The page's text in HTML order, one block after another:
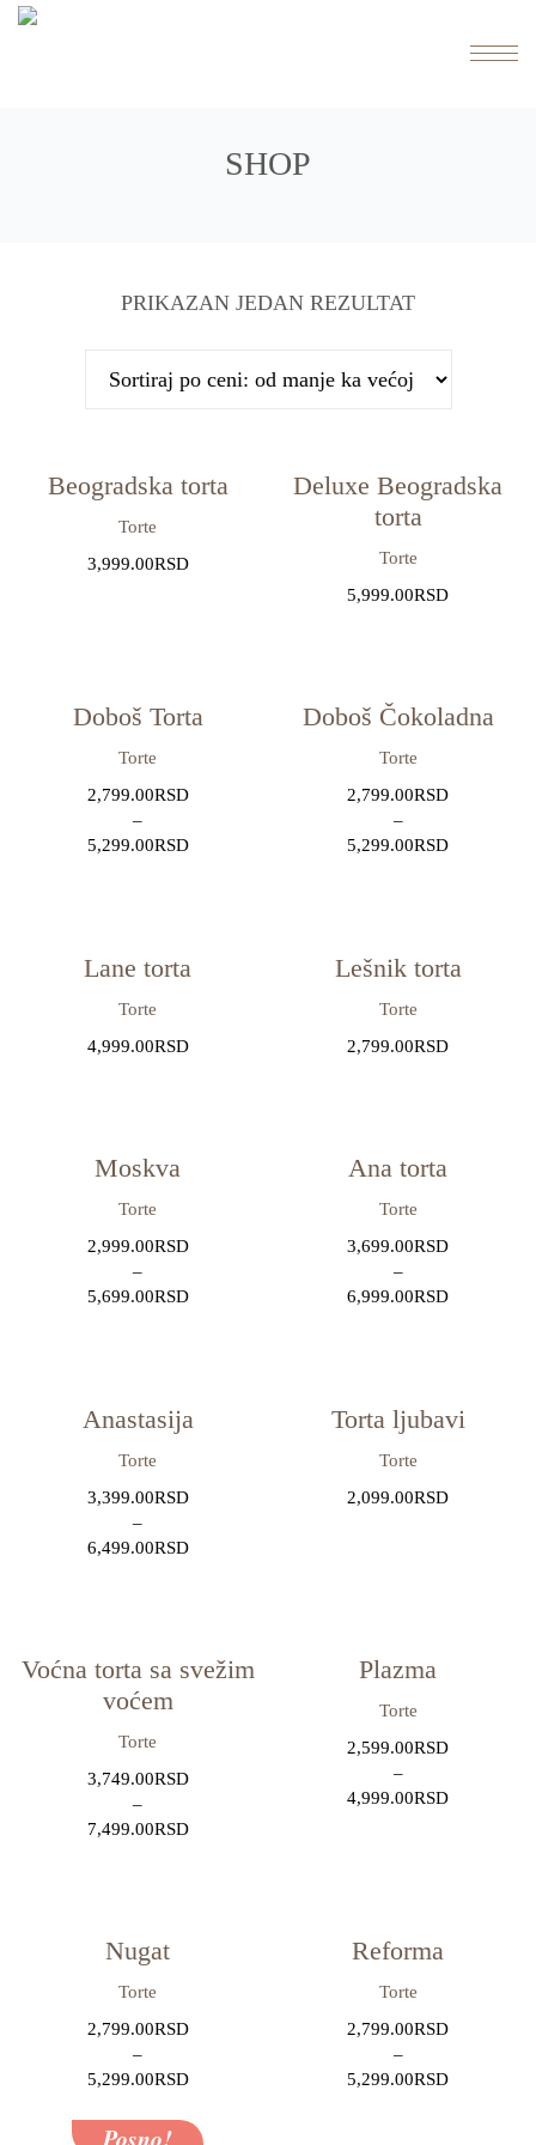
SHOP
PRIKAZAN JEDAN REZULTAT
Beogradska torta
Torte
3,999.00RSD
Deluxe Beogradska
torta
Torte
5,999.00RSD
Doboš Torta
Torte
2,799.00RSD
–
5,299.00RSD
Doboš Čokoladna
Torte
2,799.00RSD
–
5,299.00RSD
Lane torta
Torte
4,999.00RSD
Lešnik torta
Torte
2,799.00RSD
Moskva
Torte
2,999.00RSD
–
5,699.00RSD
Ana torta
Torte
3,699.00RSD
–
6,999.00RSD
Anastasija
Torte
3,399.00RSD
–
6,499.00RSD
Torta ljubavi
Torte
2,099.00RSD
Voćna torta sa svežim
voćem
Torte
3,749.00RSD
–
7,499.00RSD
Plazma
Torte
2,599.00RSD
–
4,999.00RSD
Nugat
Torte
2,799.00RSD
–
5,299.00RSD
Reforma
Torte
2,799.00RSD
–
5,299.00RSD
Posno!